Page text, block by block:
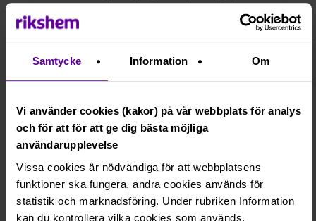
Samtycke Information Om
Vi använder cookies (kakor) på vår webbplats för analys
och för att för att ge dig bästa möjliga
användarupplevelse
Vissa cookies är nödvändiga för att webbplatsens
funktioner ska fungera, andra cookies används för
statistik och marknadsföring. Under rubriken Information
kan du kontrollera vilka cookies som används.
registrera dig med personnummer och objektsnummer.
Använd då knappen "Registrera mig nu"
Tänk på att det bara är du som står på kontraktet som
Söker du bostad, bilplats eller
förråd?
Registrera dig som sökande och börja samla poäng redan
idag. Efter att du registrerat dig kan du logga in med